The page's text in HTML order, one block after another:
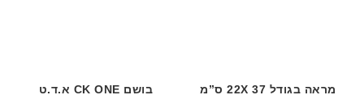
מראה בגודל 22X 37 ס”מ בושם CK ONE א.ד.ט